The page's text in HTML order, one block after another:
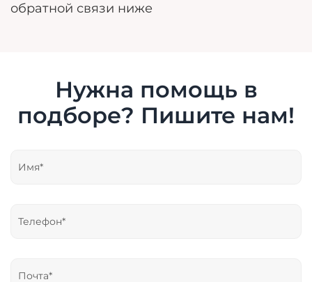
обратной связи ниже
Нужна помощь в
подборе? Пишите нам!